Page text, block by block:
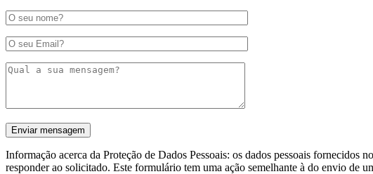
Informação acerca da Proteção de Dados Pessoais: os dados pessoais
responder ao solicitado. Este formulário tem uma ação semelhante à do envio de